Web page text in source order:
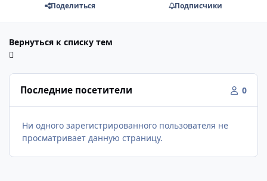
Поделиться Подписчики
Вернуться к списку тем
Последние посетители 0
Ни одного зарегистрированного пользователя не
просматривает данную страницу.